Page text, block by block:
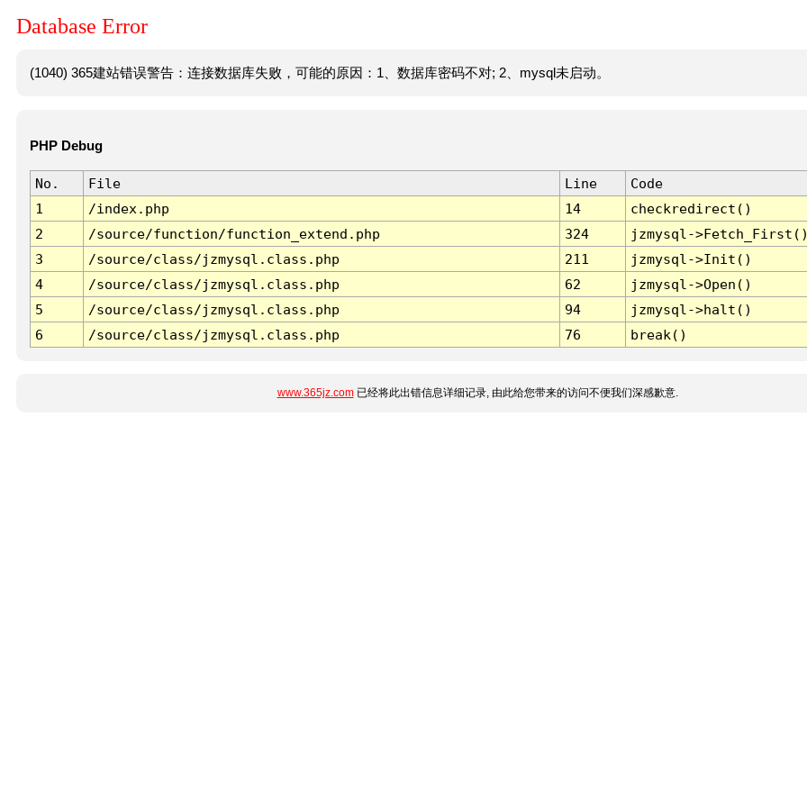
Database Error
(1040) 365建站错误警告：连接数据库失败，可能的原因：1、数据库密码不对; 2、mysql未启动。
PHP Debug
No. File Line
Code
1
/index.php 14
checkredirect()
2
/source/function/function_extend.php 324
jzmysql-
3
/source/class/jzmysql.class.php 211
jzmysql->Init()
4
/source/class/jzmysql.class.php 62
jzmysql->Open()
5
/source/class/jzmysql.class.php 94
jzmysql->halt()
6
/source/class/jzmysql.class.php 76 break()
www.365jz.com已经将此出错信息详细记录, 由此给您带来的访问不便我们深感歉意.